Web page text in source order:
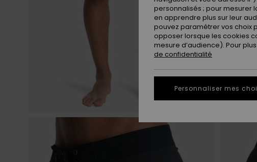
personnalisés ; pour mesurer
en apprendre plus sur leur
pouvez paramétrer vos choix
opposer lorsque les cookies
mesure d’audience). Pour
de confidentialité
Personnaliser mes